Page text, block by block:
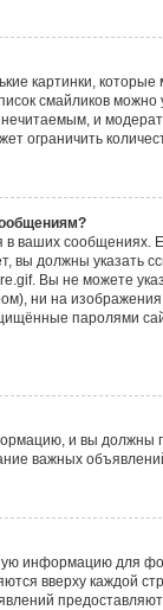
картинки,
смайликов
нечитаемым, и
ограничить
ваших сообщениях.
вы должны указать
Вы не можете
ни на
паролями
и вы должны
важных
информацию для
вверху каждой